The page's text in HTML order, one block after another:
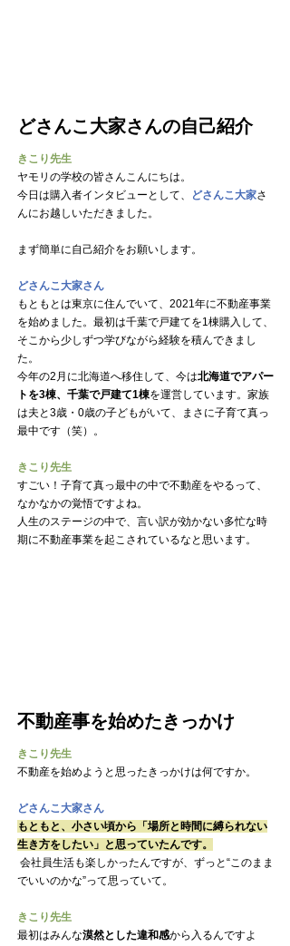
どさんこ大家さんの自己紹介
きこり先生
ヤモリの学校の皆さんこんにちは。
今日は購入者インタビューとして、
どさんこ大家さ
んにお越しいただきました。
まず簡単に自己紹介をお願いします。
どさんこ大家さん
もともとは東京に住んでいて、2021年に不動産事業
を始めました。最初は千葉で戸建てを1棟購入して、
そこから少しずつ学びながら経験を積んできまし
た。
今年の2月に北海道へ移住して、今は北海道でアパー
トを3棟、千葉で戸建て1棟を運営しています。家族
は夫と3歳・0歳の子どもがいて、まさに子育て真っ
最中です（笑）。
きこり先生
すごい！子育て真っ最中の中で不動産をやるって、
なかなかの覚悟ですよね。
人生のステージの中で、言い訳が効かない多忙な時
期に不動産事業を起こされているなと思います。
不動産事を始めたきっかけ
きこり先生
不動産を始めようと思ったきっかけは何ですか。
どさんこ大家さん
もともと、小さい頃から「場所と時間に縛られない
生き方をしたい」と思っていたんです。
でいいのかな”って思っていて。
きこり先生
最初はみんな漠然とした違和感から入るんですよ